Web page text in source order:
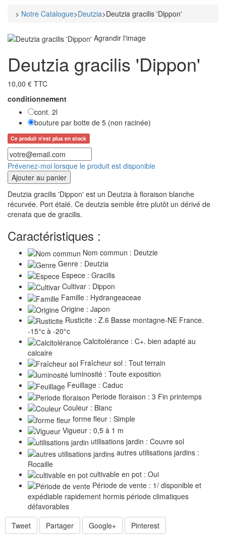
> Notre Catalogue>Deutzia>Deutzia gracilis 'Dippon'
Agrandir l'image
Deutzia gracilis 'Dippon'
10,00 € TTC
conditionnement
cont. 2l
bouture par botte de 5 (non racinée)
Ce produit n'est plus en stock
Prévenez-moi lorsque le produit est disponible
Ajouter au panier
Deutzia gracilis 'Dippon' est un Deutzia à floraison blanche
récurvée. Port étalé. Ce deutzia semble être plutôt un dérivé de
crenata que de gracilis.
Caractéristiques :
Nom commun : Deutzie
Genre : Deutzia
Espece : Gracilis
Cultivar : Dippon
Famille : Hydrangeaceae
Origine : Japon
Rusticite : Z.6 Basse montagne-NE France.
-15°c à -20°c
Calcitolérance : C+. bien adapté au
calcaire
Fraîcheur sol : Tout terrain
luminosité : Toute exposition
Feuillage : Caduc
Periode floraison : 3 Fin printemps
Couleur : Blanc
forme fleur : Simple
Vigueur : 0,5 à 1 m
utilisations jardin : Couvre sol
autres utilisations jardins :
Rocaille
cultivable en pot : Oui
Période de vente : 1/ disponible et
expédiable rapidement hormis période climatiques
défavorables
Tweet
Partager Google+ Pinterest